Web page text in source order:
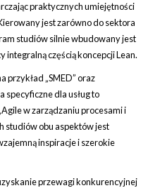
praktycznych umiejętności
jest zarówno do sektora
studiów silnie wbudowany jest
częścią koncepcji Lean.
przykład „SMED” oraz
specyficzne dla usług to
w zarządzaniu procesami i
studiów obu aspektów jest
inspiracje i szerokie
przewagi konkurencyjnej